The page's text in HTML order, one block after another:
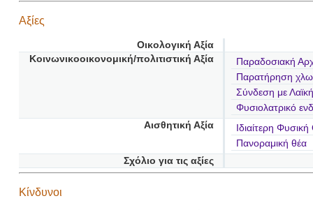
Αξίες
Οικολογική Αξία
Κοινωνικοοικονομική/πολιτιστική Αξία
Παραδοσιακή
Παρατήρηση
Σύνδεση με
Φυσιολατρικό
Αισθητική Αξία
Ιδιαίτερη
Πανοραμική θέα
Σχόλιο για τις αξίες
Κίνδυνοι